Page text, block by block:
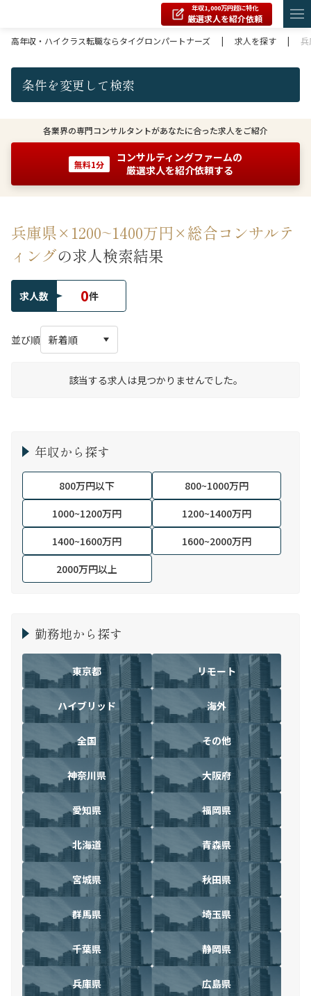
年収1,000万円超に特化
厳選求人を紹介依頼
高年収・ハイクラス転職ならタイグロンパートナーズ
| 求人を探す |
条件を変更して検索
各業界の専門コンサルタントがあなたに合った求人をご紹介
無料1分
コンサルティングファームの
厳選求人を紹介依頼する
兵庫県×1200~1400万円×総合コンサルテ
ィングの求人検索結果
求人数 0件
並び順
該当する求人は見つかりませんでした。
年収から探す
800万円以下
800~1000万円
1000~1200万円
1200~1400万円
1400~1600万円
1600~2000万円
2000万円以上
勤務地から探す
東京都 リモート
ハイブリッド 海外
全国 その他
神奈川県 大阪府
愛知県 福岡県
北海道 青森県
宮城県 秋田県
群馬県 埼玉県
千葉県 静岡県
兵庫県 広島県